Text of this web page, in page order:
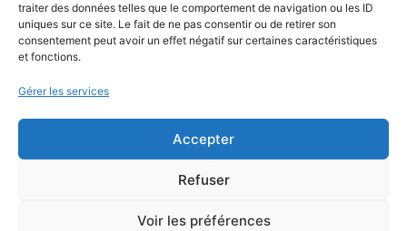
traiter des données telles que le comportement de navigation ou les ID
uniques sur ce site. Le fait de ne pas consentir ou de retirer son
consentement peut avoir un effet négatif sur certaines caractéristiques
et fonctions.
Gérer les services
Accepter
Refuser
Voir les préférences
MAIRIE D'ENSUÈS LA REDONNE
15 Avenue Général de Monsabert,
Contactez-nous !
LES HORAIRES D'OUVERTURE
Le lundi de 8h30 à 12h et de 13h30 à 17h
Le mardi de 8h30 à 12h et de 13h30 à 19h